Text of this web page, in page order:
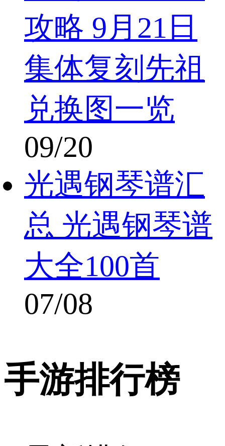
攻略 9月21日
集体复刻先祖
兑换图一览
09/20
光遇钢琴谱汇
总 光遇钢琴谱
大全100首
07/08
手游排行榜